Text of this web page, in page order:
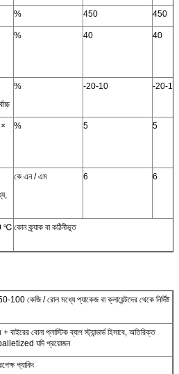
% 450 450
% 40 40
% -20-10 -20-10
% 5 5
কে এন / এম 6 6
℃ কোন ক্র্যাক বা কঠিনীভূত
100 কেজি / রোল মধ্যে প্যাকেজ বা ক্লায়েন্টদের থেকে নির্দিষ্ট
বোনা প্লাস্টিক ব্যাগ স্ট্যান্ডার্ড হিসাবে, অতিরিক্ত
palletized যদি প্রয়োজন
প্যাকিং